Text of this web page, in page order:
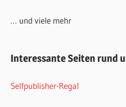
… und viele mehr
Interessante Seiten rund
Selfpublisher-Regal